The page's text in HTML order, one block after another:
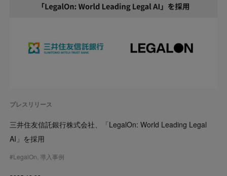
プレスリリース
三井住友信託銀行株式会社、「LegalOn: World Leading Legal
AI」を採用
#LegalOn 導入事例